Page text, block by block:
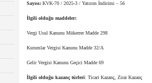
Sayısı: KVK-70 / 2025-3 / Yatırım İndirimi – 56
İlgili olduğu maddeler:
Vergi Usul Kanunu Mükerrer Madde 298
Kurumlar Vergisi Kanunu Madde 32/A
Gelir Vergisi Kanunu Geçici Madde 69
İlgili olduğu kazanç türleri: Ticari Kazanç, Zirai Kazanç